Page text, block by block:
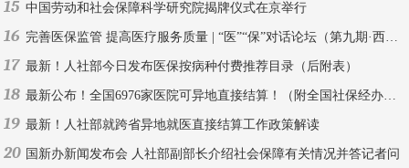
15 中国劳动和社会保障科学研究院揭牌仪式在京举行
16 完善医保监管 提高医疗服务质量 | “医”“保”对话论坛（第九期·西安）
17 最新！人社部今日发布医保按病种付费推荐目录（后附表）
18 最新公布！全国6976家医院可异地直接结算！（附全国社保经办机构联系方式）
19 最新！人社部就跨省异地就医直接结算工作政策解读
20 国新办新闻发布会 人社部副部长介绍社会保障有关情况并答记者问